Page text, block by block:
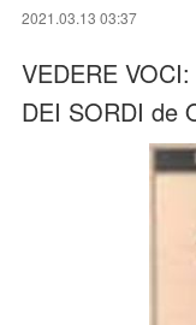
2021.03.13 03:37
VEDERE
DEI SORDI de